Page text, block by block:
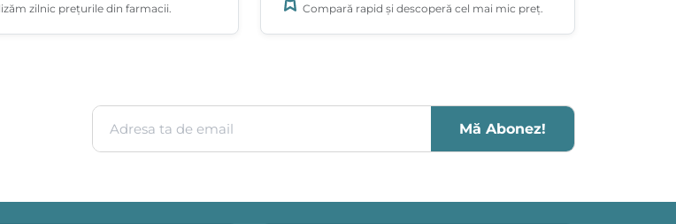
zilnic prețurile din farmacii. Compară rapid și descoperă cel mai mic preț.
Adresa ta de email
Mă Abonez!